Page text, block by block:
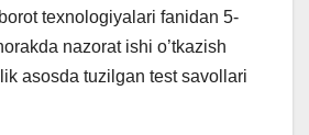
texnologiyalari fanidan 5-
nazorat ishi o’tkazish
asosda tuzilgan test savollari